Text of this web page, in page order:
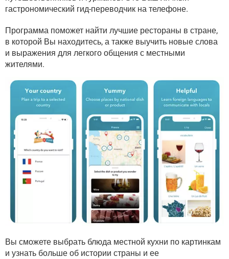
ВИДЕО
гастрономический гид-переводчик на телефоне.
Программа поможет найти лучшие рестораны в стране,
в которой Вы находитесь, а также выучить новые слова
и выражения для легкого общения с местными
жителями.
Вы сможете выбрать блюда местной кухни по картинкам
и узнать больше об истории страны и ее